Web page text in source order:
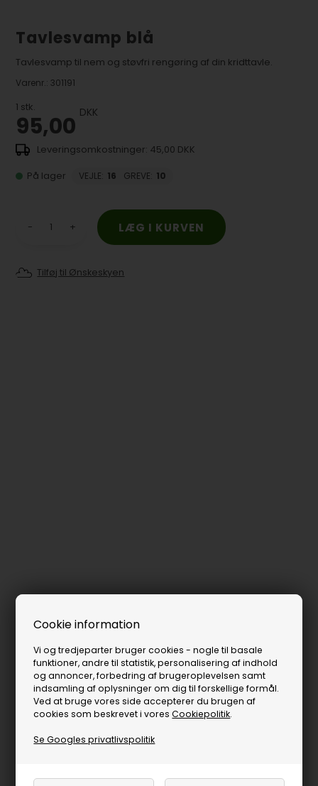
Cookie information
Vi og tredjeparter bruger cookies - nogle til basale
funktioner, andre til statistik, personalisering af indhold
og annoncer, forbedring af brugeroplevelsen samt
indsamling af oplysninger om dig til forskellige formål.
Ved at bruge vores side accepterer du brugen af
cookies som beskrevet i voresCookiepolitik.
Se Googles privatlivspolitik
Tavlesvamp blå
Tavlesvamp til nem og støvfri rengøring af din kridttavle.
Varenr.: 301191
1 stk.
95,00 DKK
45,00 DKK
På lager
VEJLE: 16 GREVE: 10
- +
Tilføj til Ønskeskyen